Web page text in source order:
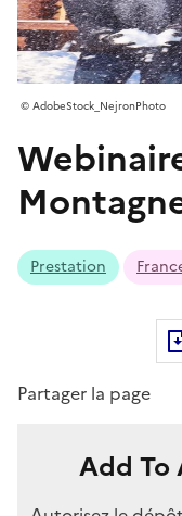
AdobeStock_NejronPhoto
Prestation
Partager la page
Add To